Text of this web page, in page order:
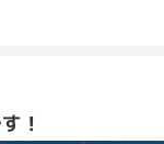
！